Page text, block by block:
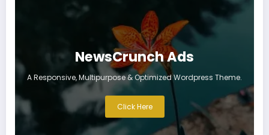
NewsCrunch Ads
A Responsive, Multipurpose & Optimized Wordpress Theme.
Click Here